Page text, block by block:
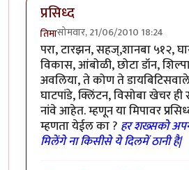
प्रसिध्द
तिमासोमवार, 21/06/2010 18:24
परा, टारझन, सहज्,शानबा ५१२,
विकास, आंबोळी, छोटा डॉन,
अवलिया, ते कोण ते
घाटपांडे, क्लिंटन, विसोबा खेचर
नांवे आहेत. म्हणून या मिपावर
म्हणता येईल का ? हर शख्सको
मिलेंगे ना किसीसे ये दिलमें ठानी है|